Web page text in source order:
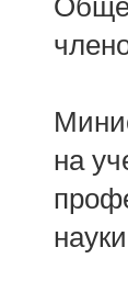
на